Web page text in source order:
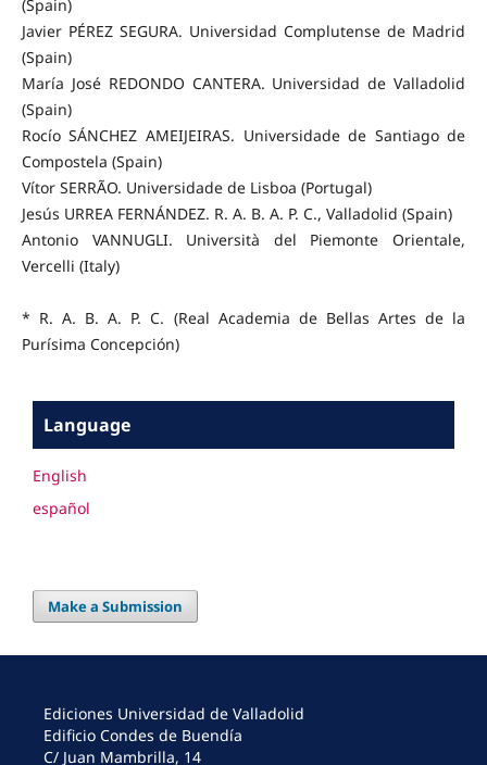
(Spain)
Javier PÉREZ SEGURA. Universidad Complutense de Madrid
(Spain)
María José REDONDO CANTERA. Universidad de Valladolid
(Spain)
Rocío SÁNCHEZ AMEIJEIRAS. Universidade de Santiago de
Compostela (Spain)
Vítor SERRÃO. Universidade de Lisboa (Portugal)
Jesús URREA FERNÁNDEZ. R. A. B. A. P. C., Valladolid (Spain)
Antonio VANNUGLI. Università del Piemonte Orientale,
Vercelli (Italy)
* R. A. B. A. P. C. (Real Academia de Bellas Artes de la
Purísima Concepción)
Language
English
español
Make a Submission
Ediciones Universidad de Valladolid
Edificio Condes de Buendía
C/ Juan Mambrilla, 14